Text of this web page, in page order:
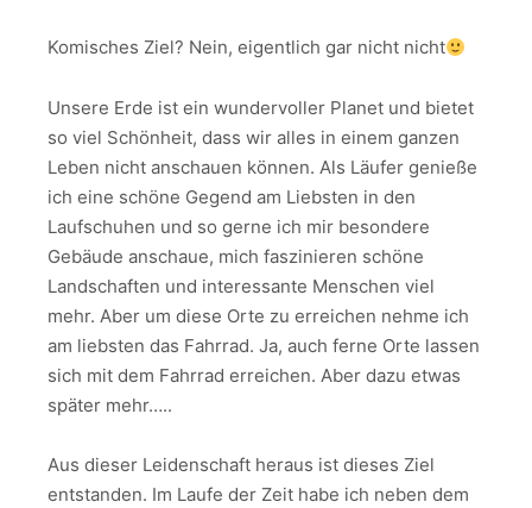
Komisches Ziel? Nein, eigentlich gar nicht nicht
Unsere Erde ist ein wundervoller Planet und bietet
so viel Schönheit, dass wir alles in einem ganzen
Leben nicht anschauen können. Als Läufer genieße
ich eine schöne Gegend am Liebsten in den
Laufschuhen und so gerne ich mir besondere
Gebäude anschaue, mich faszinieren schöne
Landschaften und interessante Menschen viel
mehr. Aber um diese Orte zu erreichen nehme ich
am liebsten das Fahrrad. Ja, auch ferne Orte lassen
sich mit dem Fahrrad erreichen. Aber dazu etwas
später mehr…..
Aus dieser Leidenschaft heraus ist dieses Ziel
entstanden. Im Laufe der Zeit habe ich neben dem